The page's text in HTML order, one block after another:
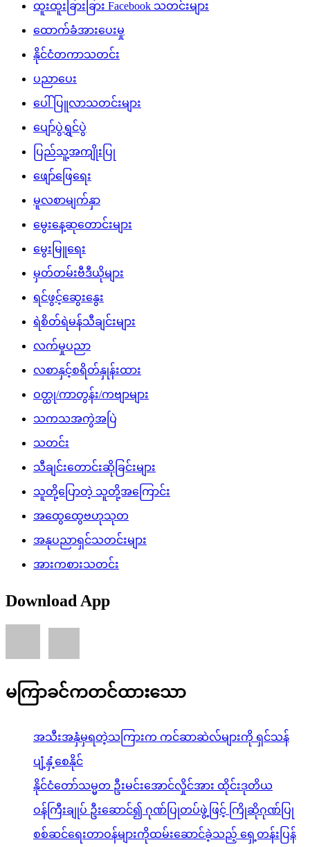
ထူးထူးခြားခြား Facebook သတင်းများ
ထောက်ခံအားပေးမှု
နိုင်ငံတကာသတင်း
ပညာပေး
ပေါ်ပြူလာသတင်းများ
ပျော်ပွဲရွှင်ပွဲ
ပြည်သူ့အကျိုးပြု
ဖျော်ဖြေရေး
မူလစာမျက်နှာ
မွေးနေ့ဆုတောင်းများ
မွေးမြူရေး
မှတ်တမ်းဗီဒီယိုများ
ရင်ဖွင့်ဆွေးနွေး
ရဲစိတ်ရဲမန်သီချင်းများ
လက်မှုပညာ
လစာနှင့်စရိတ်နှုန်းထား
ဝတ္ထု/ကာတွန်း/ကဗျာများ
သကသအကွဲအပြဲ
သတင်း
သီချင်းတောင်းဆိုခြင်းများ
သူတို့ပြောတဲ့ သူတို့အကြောင်း
အထွေထွေဗဟုသုတ
အနုပညာရှင်သတင်းများ
အားကစားသတင်း
Download App
မကြာခင်ကတင်ထားသော
အသီးအနှံမှရတဲ့သကြားက ကင်ဆာဆဲလ်များကို ရှင်သန်
ပျံ့နှံ့စေနိုင်
နိုင်ငံတော်သမ္မတ ဦးမင်းအောင်လှိုင်အား ထိုင်းဒုတိယ
ဝန်ကြီးချုပ် ဦးဆောင်၍ ဂုဏ်ပြုတပ်ဖွဲ့ဖြင့် ကြိုဆိုဂုဏ်ပြု
စစ်ဆင်ရေးတာဝန်များကိုထမ်းဆောင်ခဲ့သည့် ရှေ့တန်းပြန်